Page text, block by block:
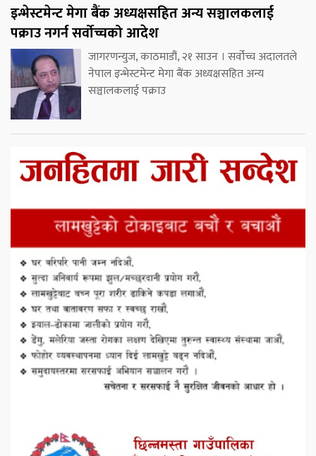
इन्भेस्टमेन्ट मेगा बैंक अध्यक्षसहित अन्य सञ्चालकलाई
पक्राउ नगर्न सर्वोच्चको आदेश
जागरणन्युज, काठमाडौं, २१ साउन । सर्वोच्च अदालतले
नेपाल इन्भेस्टमेन्ट मेगा बैंक अध्यक्षसहित अन्य
सञ्चालकलाई पक्राउ